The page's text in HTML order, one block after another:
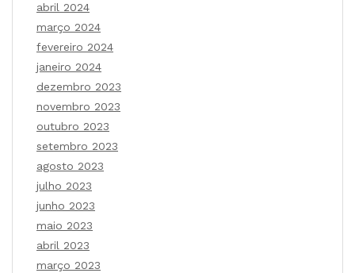
abril 2024
março 2024
fevereiro 2024
janeiro 2024
dezembro 2023
novembro 2023
outubro 2023
setembro 2023
agosto 2023
julho 2023
junho 2023
maio 2023
abril 2023
março 2023